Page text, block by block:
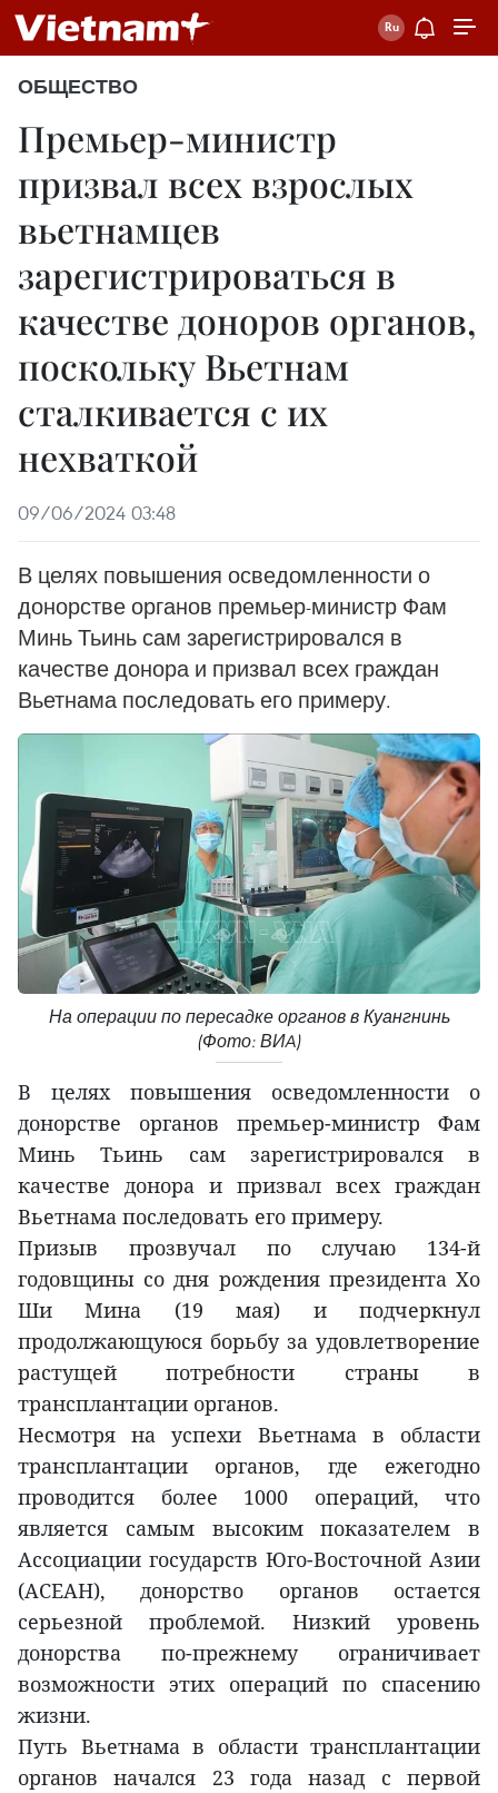
ОБЩЕСТВО
Премьер-министр
призвал всех взрослых
вьетнамцев
зарегистрироваться в
качестве доноров органов,
поскольку Вьетнам
сталкивается с их
нехваткой
09/06/2024 03:48
В целях повышения осведомленности о
донорстве органов премьер-министр Фам
Минь Тьинь сам зарегистрировался в
качестве донора и призвал всех граждан
Вьетнама последовать его примеру.
На операции по пересадке органов в Куангнинь
(Фото: ВИA)
В целях повышения осведомленности о
донорстве органов премьер-министр Фам
Минь Тьинь сам зарегистрировался в
качестве донора и призвал всех граждан
Вьетнама последовать его примеру.
Призыв прозвучал по случаю 134-й
годовщины со дня рождения президента Хо
Ши Мина (19 мая) и подчеркнул
продолжающуюся борьбу за удовлетворение
растущей потребности страны в
трансплантации органов.
Несмотря на успехи Вьетнама в области
трансплантации органов, где ежегодно
проводится более 1000 операций, что
является самым высоким показателем в
Ассоциации государств Юго-Восточной Азии
(АСЕАН), донорство органов остается
серьезной проблемой. Низкий уровень
донорства по-прежнему ограничивает
возможности этих операций по спасению
жизни.
Путь Вьетнама в области трансплантации
органов начался 23 года назад с первой